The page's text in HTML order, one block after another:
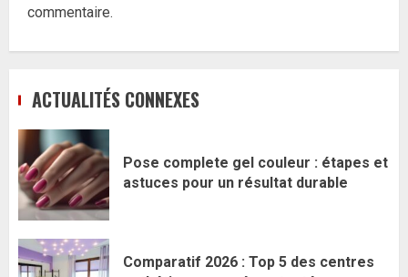
commentaire.
ACTUALITÉS CONNEXES
Pose complete gel couleur : étapes et
astuces pour un résultat durable
Comparatif 2026 : Top 5 des centres